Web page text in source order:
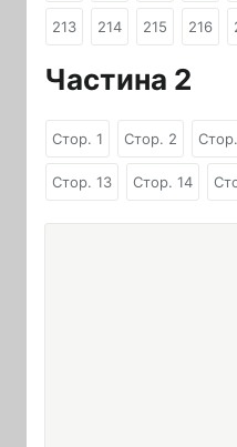
213 214 215 216
Частина 2
Стор. 1 Стор. 2
Стор. 13 Стор. 14